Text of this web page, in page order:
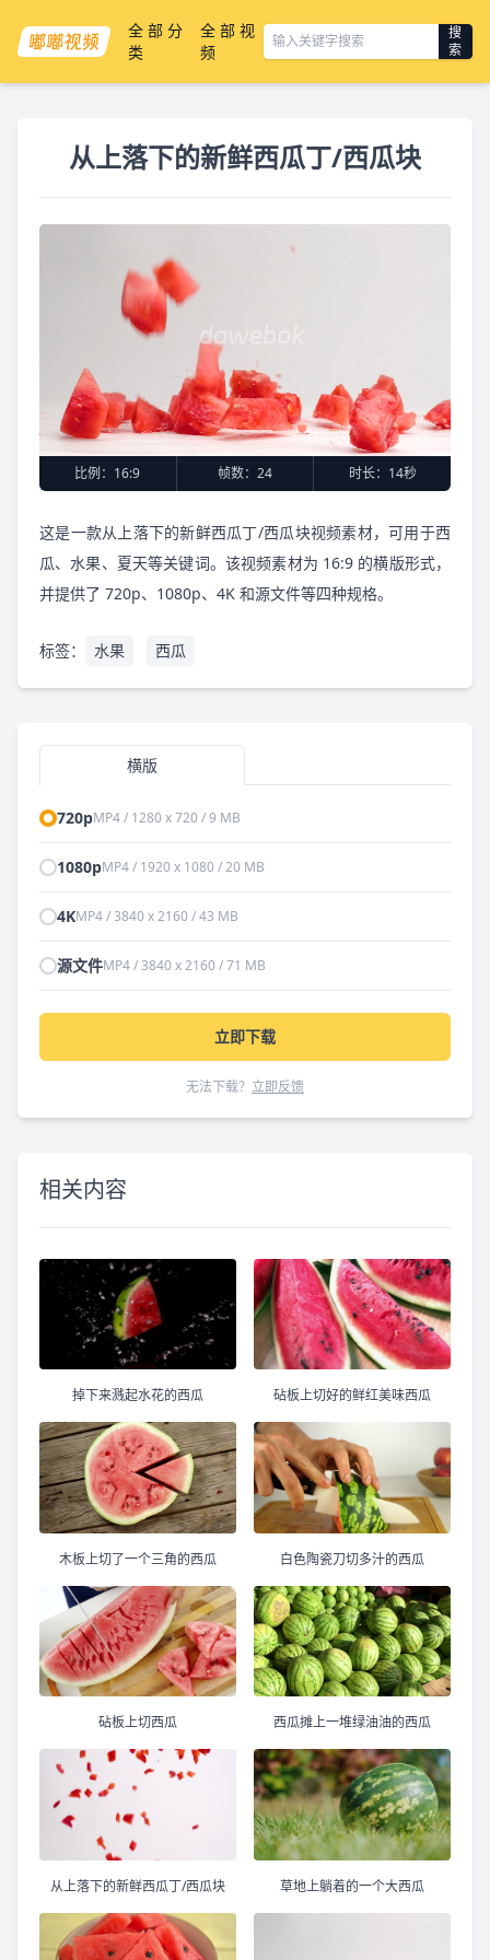
全部分
类
全部视
频
搜
索
从上落下的新鲜西瓜丁/西瓜块
比例： 16:9 帧数： 24 时长： 14秒
这是一款从上落下的新鲜西瓜丁/西瓜块视频素材，可用于西
瓜、水果、夏天等关键词。该视频素材为 16:9 的横版形式，
并提供了 720p、1080p、4K 和源文件等四种规格。
标签： 水果 西瓜
横版
720pMP4 / 1280 x 720 / 9 MB
1080pMP4 / 1920 x 1080 / 20 MB
4KMP4 / 3840 x 2160 / 43 MB
源文件MP4 / 3840 x 2160 / 71 MB
立即下载
无法下载？ 立即反馈
相关内容
掉下来溅起水花的西瓜 砧板上切好的鲜红美味西瓜
木板上切了一个三角的西瓜 白色陶瓷刀切多汁的西瓜
砧板上切西瓜 西瓜摊上一堆绿油油的西瓜
从上落下的新鲜西瓜丁/西瓜块 草地上躺着的一个大西瓜